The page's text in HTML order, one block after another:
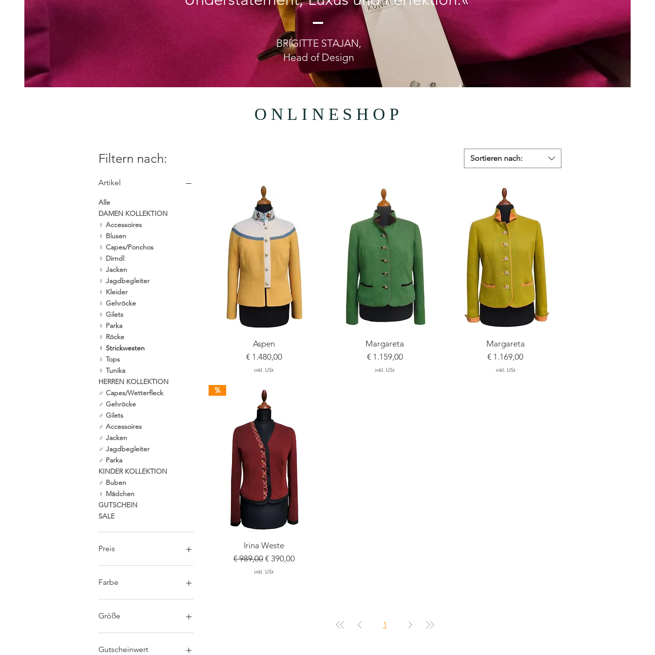
BRIGITTE STAJAN,
Head of Design
ONLINESHOP
Filtern nach:
Artikel
Alle
DAMEN KOLLEKTION
♀ Accessoires
♀ Blusen
♀ Capes/Ponchos
♀ Dirndl
♀ Jacken
♀ Jagdbegleiter
♀ Kleider
♀ Gehröcke
♀ Gilets
♀ Parka
♀ Röcke
♀ Strickwesten
♀ Tops
♀ Tunika
HERREN KOLLEKTION
♂ Capes/Wetterfleck
♂ Gehröcke
♂ Gilets
♂ Accessoires
♂ Jacken
♂ Jagdbegleiter
♂ Parka
KINDER KOLLEKTION
♂ Buben
♀ Mädchen
GUTSCHEIN
SALE
Preis
0 €
Farbe
Anthrazith
Blau
Braun
Curry
Größe
32
34
Gutscheinwert
Sortieren nach:
Schnellansicht
Aspen
Preis
€ 1.480,00
inkl. USt
Schnellansicht
Margareta
Preis
€ 1.159,00
inkl. USt
Schnellansicht
Margareta
Preis
€ 1.169,00
inkl. USt
Schnellansicht
%
Irina Weste
Standardpreis
€ 989,00 Sale-Preis
€ 390,00
inkl. USt
1